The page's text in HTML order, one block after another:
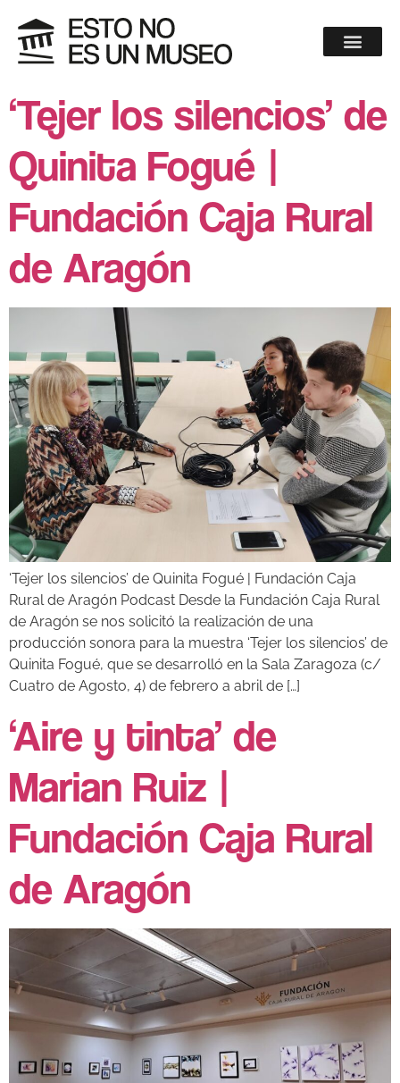
‘Tejer los silencios’ de
Quinita Fogué |
Fundación Caja Rural
de Aragón
‘Tejer los silencios’ de Quinita Fogué | Fundación Caja
Rural de Aragón Podcast Desde la Fundación Caja Rural
de Aragón se nos solicitó la realización de una
producción sonora para la muestra ‘Tejer los silencios’ de
Quinita Fogué, que se desarrolló en la Sala Zaragoza (c/
Cuatro de Agosto, 4) de febrero a abril de […]
‘Aire y tinta’ de
Marian Ruiz |
Fundación Caja Rural
de Aragón